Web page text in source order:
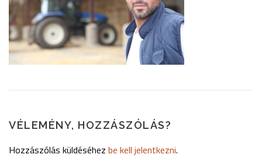
VÉLEMÉNY, HOZZÁSZÓLÁS?
Hozzászólás küldéséhez be kell jelentkezni.